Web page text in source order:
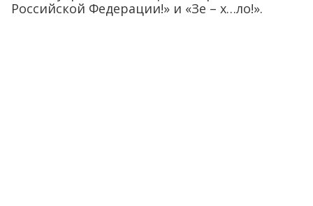
Российской Федерации!» и «Зе – х…ло!».